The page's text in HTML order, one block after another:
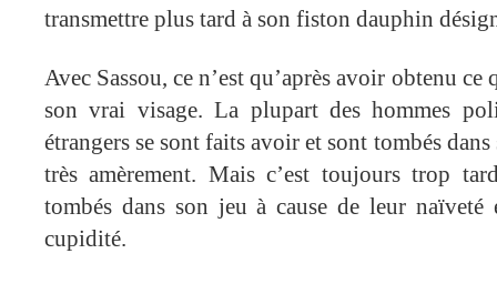
transmettre plus tard à son fiston dauphin
Avec Sassou, ce n’est qu’après avoir obtenu
son vrai visage. La plupart des hommes
étrangers se sont faits avoir et sont tombés
très amèrement. Mais c’est toujours trop
tombés dans son jeu à cause de leur naïveté
cupidité.